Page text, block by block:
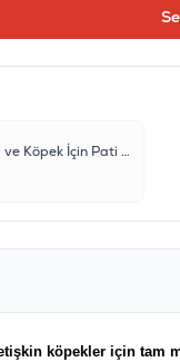
M-Pets Daily Kedi ve Köpek İçin Pati Balm 60ml
köpekler için tam